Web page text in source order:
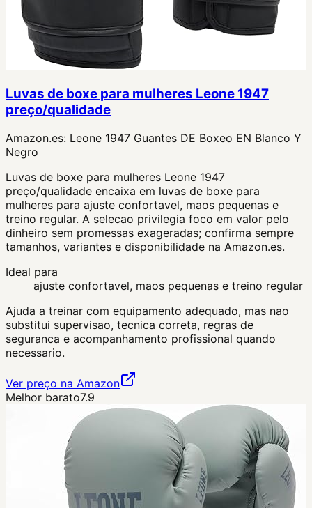
Luvas de boxe para mulheres Leone 1947
preço/qualidade
Amazon.es: Leone 1947 Guantes DE Boxeo EN Blanco Y
Negro
Luvas de boxe para mulheres Leone 1947
preço/qualidade encaixa em luvas de boxe para
mulheres para ajuste confortavel, maos pequenas e
treino regular. A selecao privilegia foco em valor pelo
dinheiro sem promessas exageradas; confirma sempre
tamanhos, variantes e disponibilidade na Amazon.es.
Ideal para
ajuste confortavel, maos pequenas e treino regular
Ajuda a treinar com equipamento adequado, mas nao
substitui supervisao, tecnica correta, regras de
seguranca e acompanhamento profissional quando
necessario.
Ver preço na Amazon
Melhor barato7.9